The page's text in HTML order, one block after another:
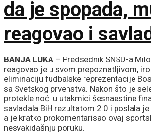
da je spopada,
reagovao i
do dolaska
BANJA LUKA – Predsednik SNSD-a
reagovao je u svom prepoznatljivom,
eliminaciju fudbalske reprezentacije
sa Svetskog prvenstva. Nakon što je
protekle noći u utakmici šesnaestine
savladala BiH rezultatom 2:0 i poslala je
a je kratko prokomentarisao ovaj
nesvakidašnju poruku.